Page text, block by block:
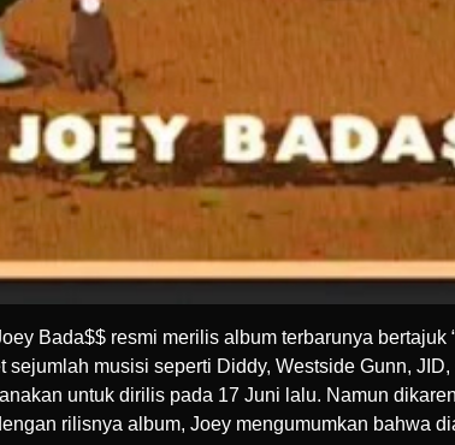
Bada$$ resmi merilis album terbarunya
sejumlah musisi seperti Diddy, Westside Gunn, JID,
untuk dirilis pada 17 Juni lalu. Namun
rilisnya album, Joey mengumumkan bahwa